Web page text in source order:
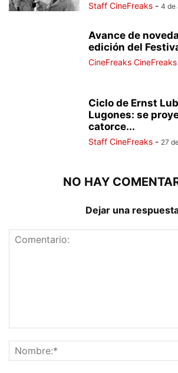
Staff CineFreaks - 4 de
Avance de
edición del
CineFreaks CineFreaks
Ciclo de Ernst
Lugones: se
catorce...
Staff CineFreaks - 27
NO HAY
Dejar una